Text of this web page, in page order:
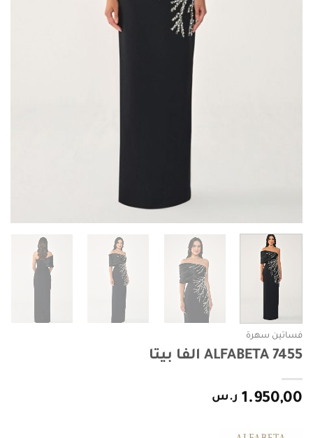
فساتين سهرة
ALFABETA 7455 الفا بيتا
1.950,00 ر.س